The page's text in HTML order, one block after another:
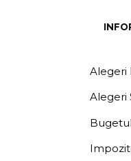
Alegeri
Alegeri